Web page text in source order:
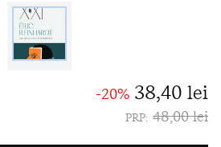
-20% 38,40 lei
PRP: 48,00 lei